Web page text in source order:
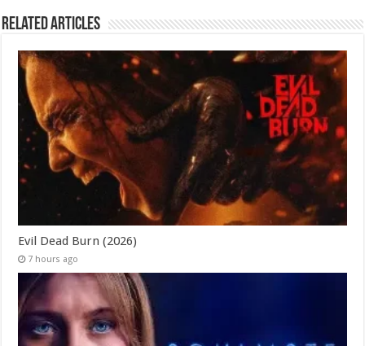
Related Articles
Evil Dead Burn (2026)
7 hours ago